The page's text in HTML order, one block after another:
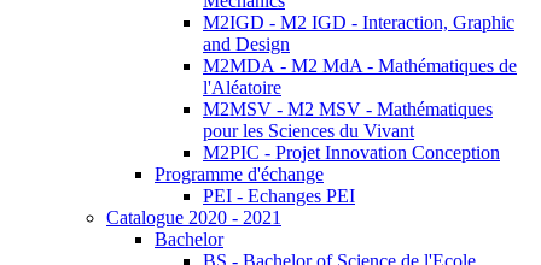
M2IGD - M2 IGD - Interaction, Graphic
and Design
M2MDA - M2 MdA - Mathématiques de
l'Aléatoire
M2MSV - M2 MSV - Mathématiques
pour les Sciences du Vivant
M2PIC - Projet Innovation Conception
Programme d'échange
PEI - Echanges PEI
Catalogue 2020 - 2021
Bachelor
BS - Bachelor of Science de l'Ecole